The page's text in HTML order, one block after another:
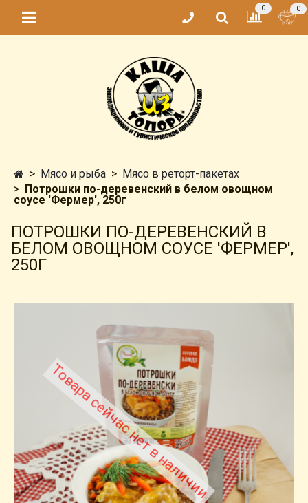
0 0
Мясо и рыба
Мясо в реторт-пакетах
Потрошки по-деревенский в белом овощном
соусе 'Фермер', 250г
ПОТРОШКИ ПО-ДЕРЕВЕНСКИЙ В
БЕЛОМ ОВОЩНОМ СОУСЕ 'ФЕРМЕР',
250Г
Товара сейчас нет в наличии